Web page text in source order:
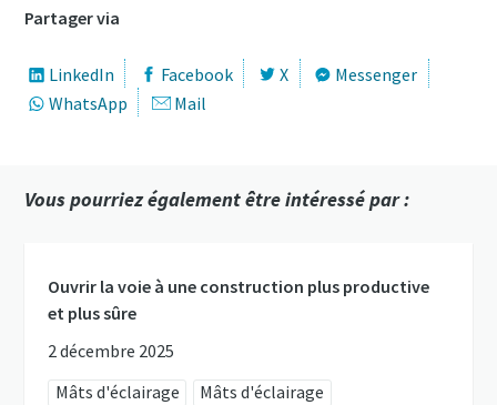
Partager via
LinkedIn Facebook X
Messenger
WhatsApp
Mail
Vous pourriez également être intéressé par :
Ouvrir la voie à une construction plus productive
et plus sûre
2 décembre 2025
Mâts d'éclairage
Mâts d'éclairage